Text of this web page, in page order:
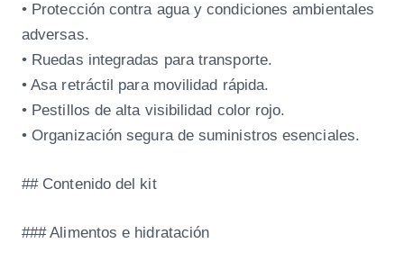
• Protección contra agua y condiciones ambientales
adversas.
• Ruedas integradas para transporte.
• Asa retráctil para movilidad rápida.
• Pestillos de alta visibilidad color rojo.
• Organización segura de suministros esenciales.
## Contenido del kit
### Alimentos e hidratación